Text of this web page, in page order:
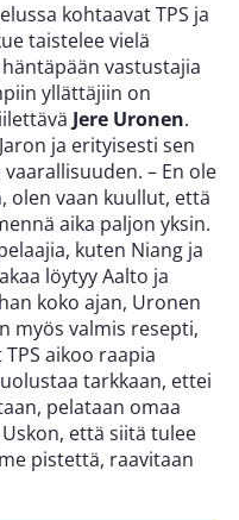
kohtaavat TPS ja
taistelee vielä
vastustajia
yllättäjiin on
Jere Uronen.
ja erityisesti sen
vaarallisuuden. – En ole
olen vaan kuullut, että
aika paljon yksin.
kuten Niang ja
löytyy Aalto ja
koko ajan, Uronen
myös valmis resepti,
aikoo raapia
tarkkaan, ettei
pelataan omaa
että siitä tulee
pistettä, raavitaan